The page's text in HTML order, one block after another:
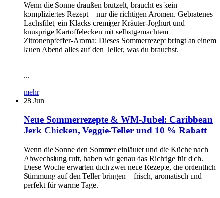
Wenn die Sonne draußen brutzelt, braucht es kein
kompliziertes Rezept – nur die richtigen Aromen. Gebratenes
Lachsfilet, ein Klacks cremiger Kräuter-Joghurt und
knusprige Kartoffelecken mit selbstgemachtem
Zitronenpfeffer-Aroma: Dieses Sommerrezept bringt an einem
lauen Abend alles auf den Teller, was du brauchst.
...
mehr
28 Jun
Neue Sommerrezepte & WM-Jubel: Caribbean
Jerk Chicken, Veggie-Teller und 10 % Rabatt
Wenn die Sonne den Sommer einläutet und die Küche nach
Abwechslung ruft, haben wir genau das Richtige für dich.
Diese Woche erwarten dich zwei neue Rezepte, die ordentlich
Stimmung auf den Teller bringen – frisch, aromatisch und
perfekt für warme Tage.